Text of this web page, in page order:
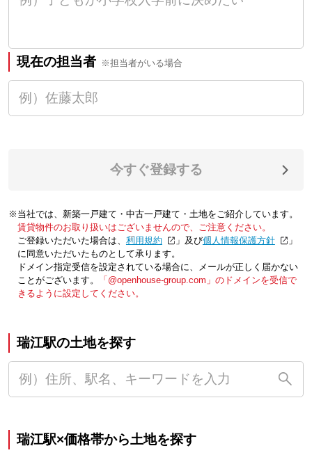
現在の担当者 ※担当者がいる場合
今すぐ登録する
※当社では、新築一戸建て・中古一戸建て・土地をご紹介しています。
賃貸物件のお取り扱いはございませんので、ご注意ください。
ご登録いただいた場合は、「利用規約 」及び「個人情報保護方針
」
に同意いただいたものとして承ります。
ドメイン指定受信を設定されている場合に、メールが正しく届かない
ことがございます。
「@openhouse-group.com」のドメインを受信で
きるように設定してください。
瑞江駅の土地を探す
瑞江駅×価格帯から土地を探す